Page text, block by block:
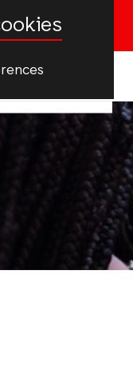
Donate now
More